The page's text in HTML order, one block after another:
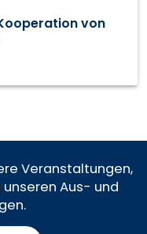
von
Veranstaltungen,
unseren Aus- und